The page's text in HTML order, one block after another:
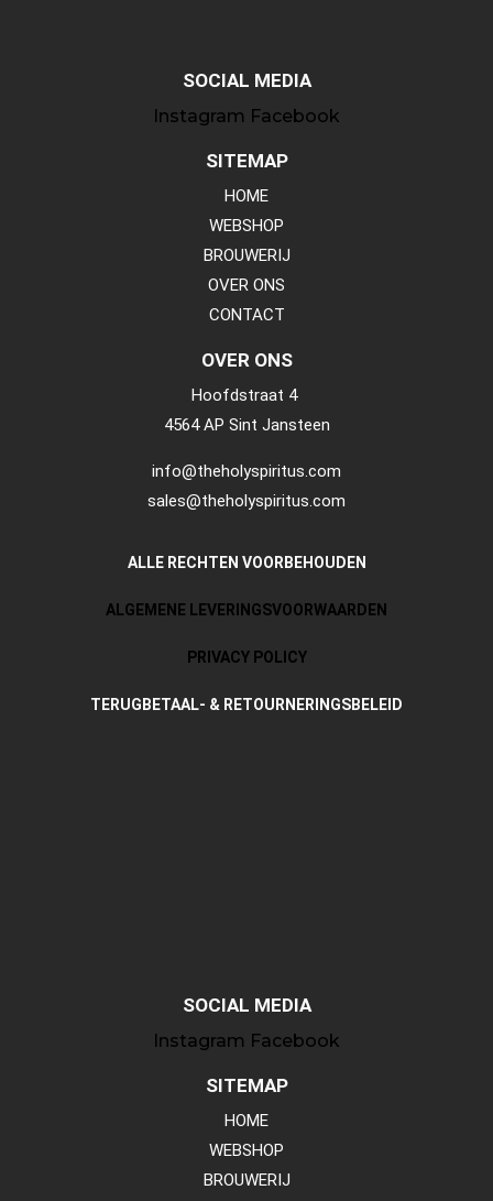
SOCIAL MEDIA
Instagram Facebook
SITEMAP
HOME
WEBSHOP
BROUWERIJ
OVER ONS
CONTACT
OVER ONS
Hoofdstraat 4
4564 AP Sint Jansteen
info@theholyspiritus.com
sales@theholyspiritus.com
ALLE RECHTEN VOORBEHOUDEN
ALGEMENE LEVERINGSVOORWAARDEN
PRIVACY POLICY
TERUGBETAAL- & RETOURNERINGSBELEID
SOCIAL MEDIA
Instagram Facebook
SITEMAP
HOME
WEBSHOP
BROUWERIJ